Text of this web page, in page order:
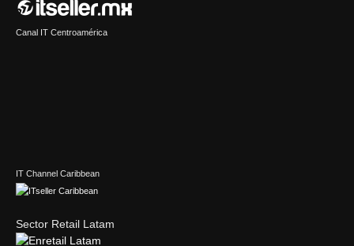
Canal IT Centroamérica
IT Channel Caribbean
Sector Retail Latam